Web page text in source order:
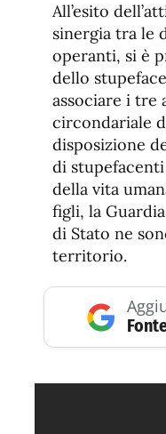
All’esito
sinergia tra le
operanti, si è
dello
associare i tre
circondariale
disposizione
di
della vita
figli, la
di Stato ne
territorio.